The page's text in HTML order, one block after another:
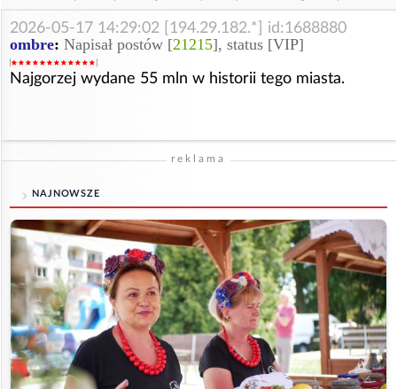
2026-05-17 14:29:02 [194.29.182.*] id:1688880
ombre: Napisał postów [21215], status [VIP]
Najgorzej wydane 55 mln w historii tego miasta.
reklama
NAJNOWSZE